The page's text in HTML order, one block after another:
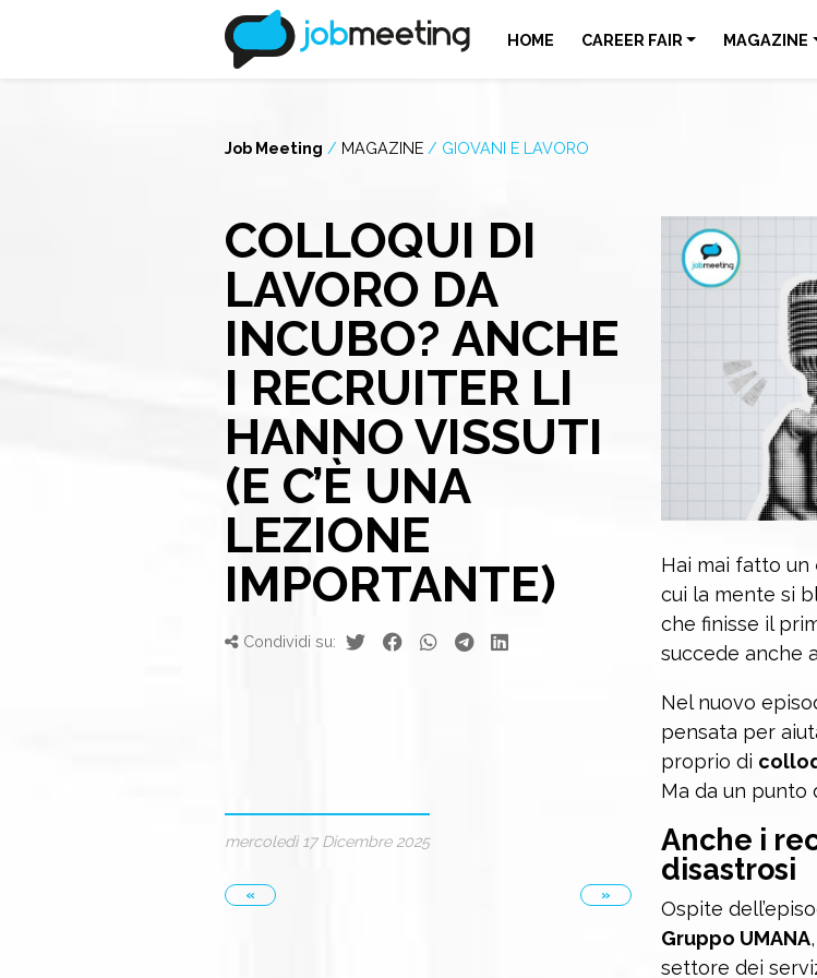
HOME CAREER FAIR MAGAZINE
Job Meeting / MAGAZINE / GIOVANI E LAVORO
COLLOQUI DI
LAVORO DA
INCUBO? ANCHE
I RECRUITER LI
HANNO VISSUTI
(E C’È UNA
LEZIONE
IMPORTANTE)
Condividi su:
mercoledì 17 Dicembre 2025
« »
Hai mai fatto un
cui la mente si
che finisse il
succede anche
Nel nuovo
pensata per
proprio di
Ma da un punto
Anche i
disastrosi
Ospite
Gruppo UMANA
settore dei